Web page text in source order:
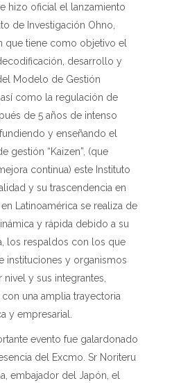
hizo oficial el lanzamiento
de Investigación Ohno,
que tiene como objetivo el
desarrollo y
Modelo de Gestión
como la regulación de
de 5 años de intenso
y enseñando el
gestión “Kaizen”, (que
continua) este Instituto
y su trascendencia en
Latinoamérica se realiza de
y rápida debido a su
los respaldos con los que
instituciones y organismos
nivel y sus integrantes,
una amplia trayectoria
y empresarial.
evento fue galardonado
del Excmo. Sr Noriteru
embajador del Japón, el